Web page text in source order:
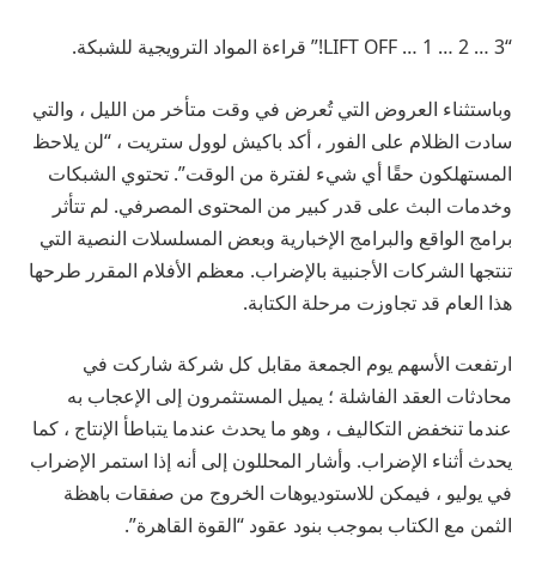
“3 … 2 … 1 … LIFT OFF!” قراءة المواد الترويجية للشبكة.
وباستثناء العروض التي تُعرض في وقت متأخر من الليل ، والتي
سادت الظلام على الفور ، أكد باكيش لوول ستريت ، “لن يلاحظ
المستهلكون حقًا أي شيء لفترة من الوقت”. تحتوي الشبكات
وخدمات البث على قدر كبير من المحتوى المصرفي. لم تتأثر
برامج الواقع والبرامج الإخبارية وبعض المسلسلات النصية التي
تنتجها الشركات الأجنبية بالإضراب. معظم الأفلام المقرر طرحها
هذا العام قد تجاوزت مرحلة الكتابة.
ارتفعت الأسهم يوم الجمعة مقابل كل شركة شاركت في
محادثات العقد الفاشلة ؛ يميل المستثمرون إلى الإعجاب به
عندما تنخفض التكاليف ، وهو ما يحدث عندما يتباطأ الإنتاج ، كما
يحدث أثناء الإضراب. وأشار المحللون إلى أنه إذا استمر الإضراب
في يوليو ، فيمكن للاستوديوهات الخروج من صفقات باهظة
الثمن مع الكتاب بموجب بنود عقود “القوة القاهرة”.